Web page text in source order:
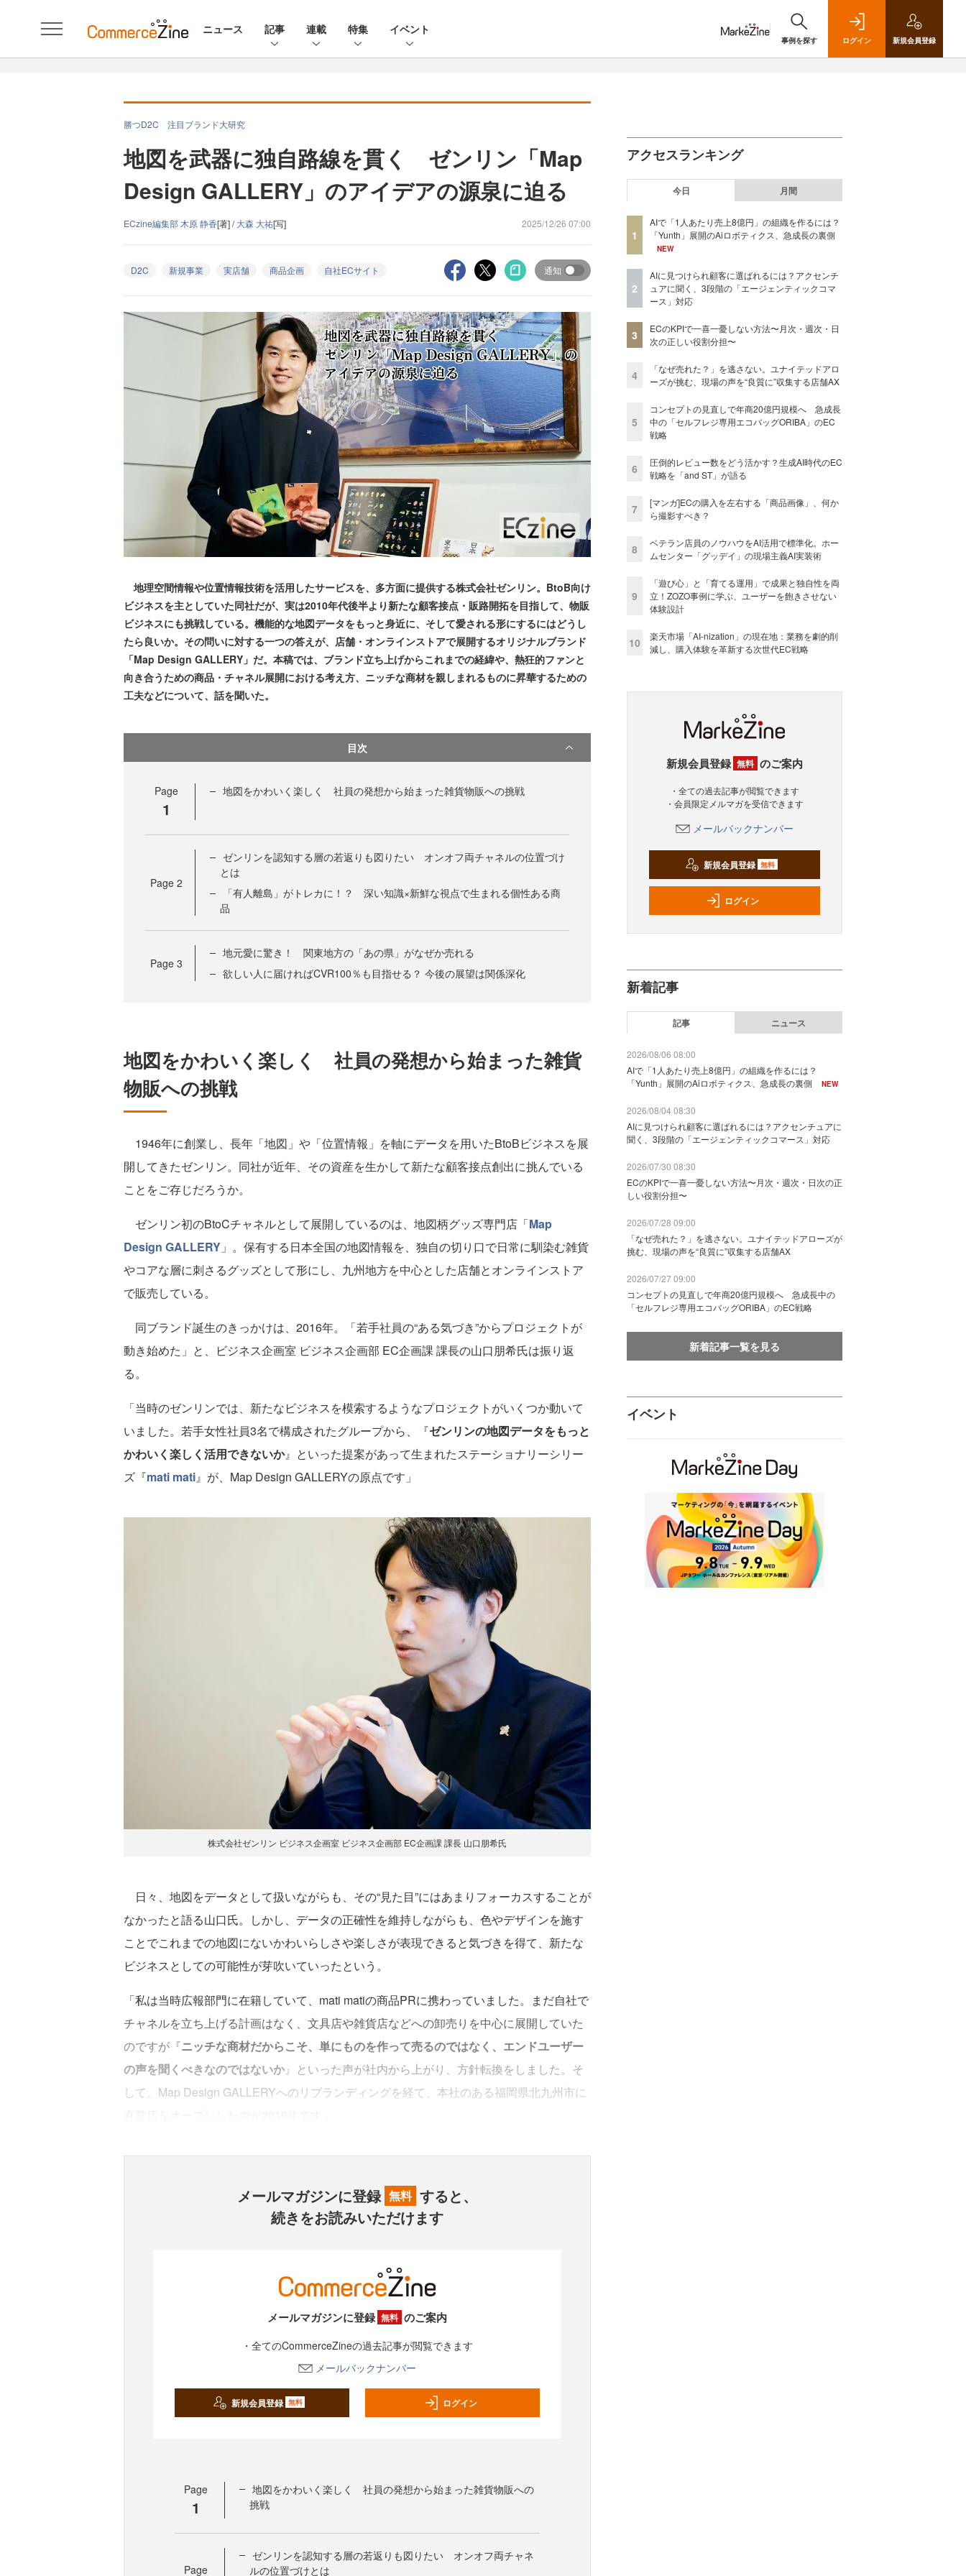
ニュース 記事 連載 特集 イベント
事例を探す ログイン 新規会員登録
勝つD2C 注目ブランド大研究
地図を武器に独自路線を貫く ゼンリン「Map
Design GALLERY」のアイデアの源泉に迫る
ECzine編集部 木原 静香[著] /大森 大祐[写] 2025/12/26 07:00
D2C 新規事業 実店舗 商品企画 自社ECサイト 通知
地理空間情報や位置情報技術を活用したサービスを、多方面に提供する株式会社ゼンリン。BtoB向け
ビジネスを主としていた同社だが、実は2010年代後半より新たな顧客接点・販路開拓を目指して、物販
ビジネスにも挑戦している。機能的な地図データをもっと身近に、そして愛される形にするにはどうし
たら良いか。その問いに対する一つの答えが、店舗・オンラインストアで展開するオリジナルブランド
「Map Design GALLERY」だ。本稿では、ブランド立ち上げからこれまでの経緯や、熱狂的ファンと
向き合うための商品・チャネル展開における考え方、ニッチな商材を親しまれるものに昇華するための
工夫などについて、話を聞いた。
目次
Page
1
地図をかわいく楽しく 社員の発想から始まった雑貨物販への挑戦
Page 2
ゼンリンを認知する層の若返りも図りたい オンオフ両チャネルの位置づけ
とは
「有人離島」がトレカに！？ 深い知識×新鮮な視点で生まれる個性ある商
品
Page 3
地元愛に驚き！ 関東地方の「あの県」がなぜか売れる
欲しい人に届ければCVR100％も目指せる？ 今後の展望は関係深化
地図をかわいく楽しく 社員の発想から始まった雑貨
物販への挑戦
1946年に創業し、長年「地図」や「位置情報」を軸にデータを用いたBtoBビジネスを展
開してきたゼンリン。同社が近年、その資産を生かして新たな顧客接点創出に挑んでいる
ことをご存じだろうか。
ゼンリン初のBtoCチャネルとして展開しているのは、地図柄グッズ専門店「Map
Design GALLERY 」。保有する日本全国の地図情報を、独自の切り口で日常に馴染む雑貨
やコアな層に刺さるグッズとして形にし、九州地方を中心とした店舗とオンラインストア
で販売している。
同ブランド誕生のきっかけは、2016年。「若手社員の“ある気づき”からプロジェクトが
動き始めた」と、ビジネス企画室 ビジネス企画部 EC企画課 課長の山口朋希氏は振り返
る。
「当時のゼンリンでは、新たなビジネスを模索するようなプロジェクトがいくつか動いて
いました。若手女性社員3名で構成されたグループから、『ゼンリンの地図データをもっと
かわいく楽しく活用できないか』といった提案があって生まれたステーショナリーシリー
ズ『mati mati』が、Map Design GALLERYの原点です」
株式会社ゼンリン ビジネス企画室 ビジネス企画部 EC企画課 課長 山口朋希氏
日々、地図をデータとして扱いながらも、その“見た目”にはあまりフォーカスすることが
なかったと語る山口氏。しかし、データの正確性を維持しながらも、色やデザインを施す
ことでこれまでの地図にないかわいらしさや楽しさが表現できると気づきを得て、新たな
ビジネスとしての可能性が芽吹いていったという。
「私は当時広報部門に在籍していて、mati matiの商品PRに携わっていました。まだ自社で
チャネルを立ち上げる計画はなく、文具店や雑貨店などへの卸売りを中心に展開していた
のですが『ニッチな商材だからこそ、単にものを作って売るのではなく、エンドユーザー
の声を聞くべきなのではないか』といった声が社内から上がり、方針転換をしました。そ
して、Map Design GALLERYへのリブランディングを経て、本社のある福岡県北九州市に
メールマガジンに登録 無料 すると、
続きをお読みいただけます
メールマガジンに登録 無料 のご案内
・全てのCommerceZineの過去記事が閲覧できます
メールバックナンバー
新規会員登録 無料 ログイン
Page
1
地図をかわいく楽しく 社員の発想から始まった雑貨物販への
挑戦
Page
ゼンリンを認知する層の若返りも図りたい オンオフ両チャネ
ルの位置づけとは
アクセスランキング
今日 月間
1
AIで「1人あたり売上8億円」の組織を作るには？
「Yunth」展開のAiロボティクス、急成長の裏側
NEW
2
AIに見つけられ顧客に選ばれるには？アクセンチ
ュアに聞く、3段階の「エージェンティックコマ
ース」対応
3
ECのKPIで一喜一憂しない方法〜月次・週次・日
次の正しい役割分担〜
4
「なぜ売れた？」を逃さない。ユナイテッドアロ
ーズが挑む、現場の声を“良質に”収集する店舗AX
5
コンセプトの見直しで年商20億円規模へ 急成長
中の「セルフレジ専用エコバッグORIBA」のEC
戦略
6
圧倒的レビュー数をどう活かす？生成AI時代のEC
戦略を「and ST」が語る
7
[マンガ]ECの購入を左右する「商品画像」、何か
ら撮影すべき？
8
ベテラン店員のノウハウをAI活用で標準化。ホー
ムセンター「グッデイ」の現場主義AI実装術
9
「遊び心」と「育てる運用」で成果と独自性を両
立！ZOZO事例に学ぶ、ユーザーを飽きさせない
体験設計
10
楽天市場「AI-nization」の現在地：業務を劇的削
減し、購入体験を革新する次世代EC戦略
新規会員登録 無料 のご案内
・全ての過去記事が閲覧できます
・会員限定メルマガを受信できます
メールバックナンバー
新規会員登録 無料
ログイン
新着記事
記事 ニュース
2026/08/06 08:00
AIで「1人あたり売上8億円」の組織を作るには？
「Yunth」展開のAiロボティクス、急成長の裏側
NEW
2026/08/04 08:30
AIに見つけられ顧客に選ばれるには？アクセンチュアに
聞く、3段階の「エージェンティックコマース」対応
2026/07/30 08:30
ECのKPIで一喜一憂しない方法〜月次・週次・日次の正
しい役割分担〜
2026/07/28 09:00
「なぜ売れた？」を逃さない。ユナイテッドアローズが
挑む、現場の声を“良質に”収集する店舗AX
2026/07/27 09:00
コンセプトの見直しで年商20億円規模へ 急成長中の
「セルフレジ専用エコバッグORIBA」のEC戦略
新着記事一覧を見る
イベント